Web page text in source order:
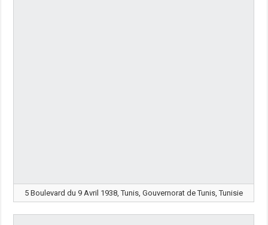
5 Boulevard du 9 Avril 1938, Tunis, Gouvernorat de Tunis, Tunisie